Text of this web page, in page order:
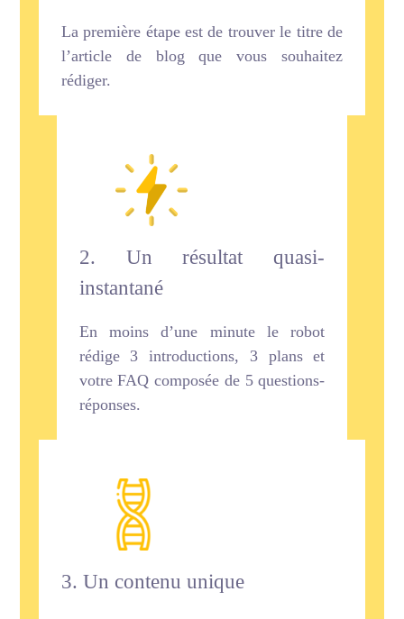
La première étape est de trouver le titre de
l’article de blog que vous souhaitez
rédiger.
2. Un résultat quasi-
instantané
En moins d’une minute le robot
rédige 3 introductions, 3 plans et
votre FAQ composée de 5 questions-
réponses.
3. Un contenu unique